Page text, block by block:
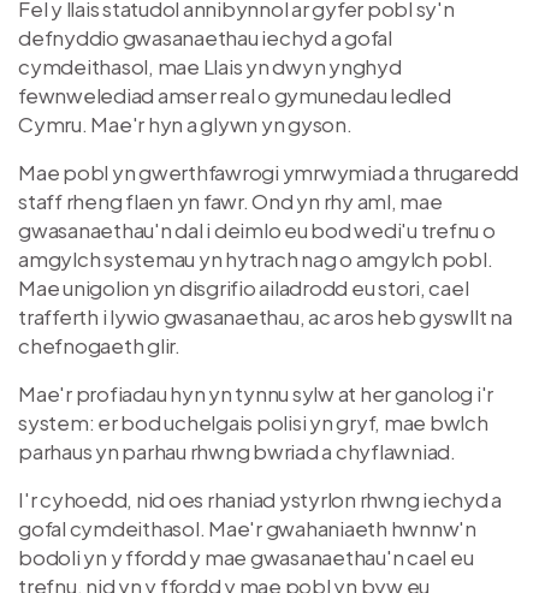
Fel y llais statudol annibynnol ar gyfer pobl sy'n
defnyddio gwasanaethau iechyd a gofal
cymdeithasol, mae Llais yn dwyn ynghyd
fewnwelediad amser real o gymunedau ledled
Cymru. Mae'r hyn a glywn yn gyson.
Mae pobl yn gwerthfawrogi ymrwymiad a thrugaredd
staff rheng flaen yn fawr. Ond yn rhy aml, mae
gwasanaethau'n dal i deimlo eu bod wedi'u trefnu o
amgylch systemau yn hytrach nag o amgylch pobl.
Mae unigolion yn disgrifio ailadrodd eu stori, cael
trafferth i lywio gwasanaethau, ac aros heb gyswllt na
chefnogaeth glir.
Mae'r profiadau hyn yn tynnu sylw at her ganolog i'r
system: er bod uchelgais polisi yn gryf, mae bwlch
parhaus yn parhau rhwng bwriad a chyflawniad.
I'r cyhoedd, nid oes rhaniad ystyrlon rhwng iechyd a
gofal cymdeithasol. Mae'r gwahaniaeth hwnnw'n
bodoli yn y ffordd y mae gwasanaethau'n cael eu
trefnu, nid yn y ffordd y mae pobl yn byw eu